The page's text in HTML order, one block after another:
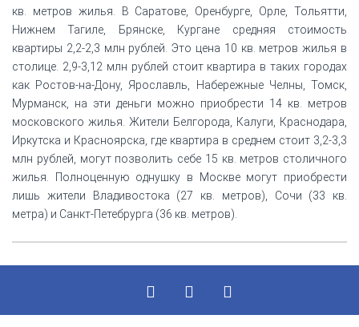
кв. метров жилья. В Саратове, Оренбурге, Орле, Тольятти,
Нижнем Тагиле, Брянске, Кургане средняя стоимость
квартиры 2,2-2,3 млн рублей. Это цена 10 кв. метров жилья в
столице. 2,9-3,12 млн рублей стоит квартира в таких городах
как Ростов-на-Дону, Ярославль, Набережные Челны, Томск,
Мурманск, на эти деньги можно приобрести 14 кв. метров
московского жилья. Жители Белгорода, Калуги, Краснодара,
Иркутска и Красноярска, где квартира в среднем стоит 3,2-3,3
млн рублей, могут позволить себе 15 кв. метров столичного
жилья. Полноценную однушку в Москве могут приобрести
лишь жители Владивостока (27 кв. метров), Сочи (33 кв.
метра) и Санкт-Петебрурга (36 кв. метров).